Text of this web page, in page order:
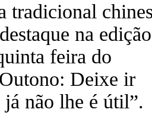
tradicional
na edição
feira do
Deixe ir
não lhe é útil”.